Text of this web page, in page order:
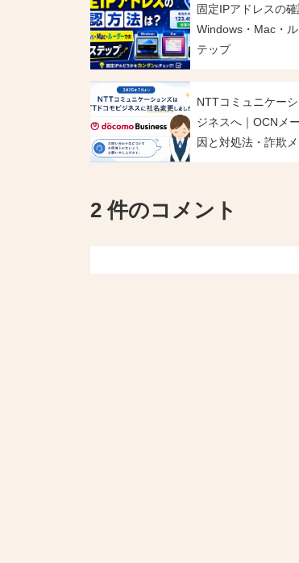
固定IPアドレスの
Windows・Mac・
テップ
NTTコミュニケー
ジネスへ｜OCNメ
因と対処法・詐欺
2 件のコメント